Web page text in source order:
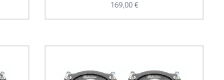
169,00€